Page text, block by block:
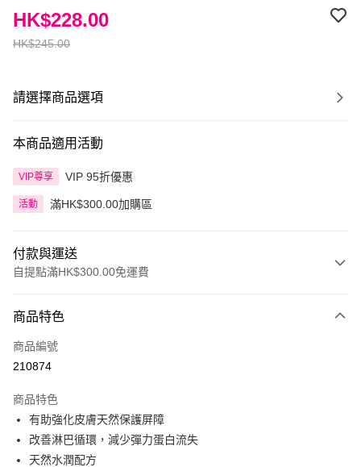
HK$245.00
HK$228.00
請選擇商品選項
本商品適用活動
VIP尊享 VIP 95折優惠
活動 滿HK$300.00加購區
付款與運送
自提點滿HK$300.00免運費
信用卡
Apple Pay
PayMe
WeChat Pay
商品特色
商品編號
210874
商品特色
有助強化皮膚天然保護屏障
改善淋巴循環，減少彈力蛋白流失
天然水潤配方